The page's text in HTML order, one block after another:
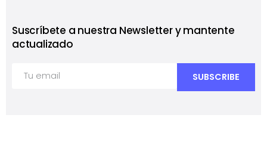
Suscríbete a nuestra Newsletter y mantente
actualizado